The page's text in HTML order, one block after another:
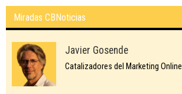
Miradas CBNoticias
Javier Gosende
Catalizadores del Marketing Online